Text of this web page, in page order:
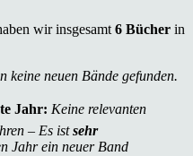
wir insgesamt 6 Bücher in
keine neuen Bände gefunden.
Jahr: Keine relevanten
– Es istsehr
Jahr ein neuer Band